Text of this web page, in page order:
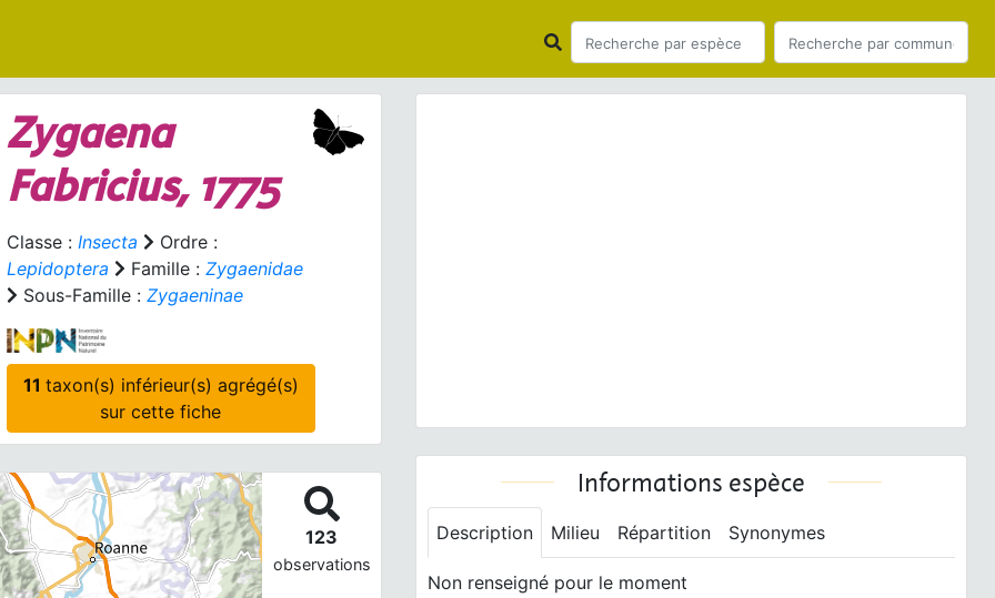
Zygaena
Fabricius, 1775
Classe : Insecta
Ordre :
Lepidoptera
Famille : Zygaenidae
Sous-Famille : Zygaeninae
11 taxon(s) inférieur(s) agrégé(s)
sur cette fiche
123
observations
Informations espèce
Description Milieu Répartition Synonymes
Non renseigné pour le moment